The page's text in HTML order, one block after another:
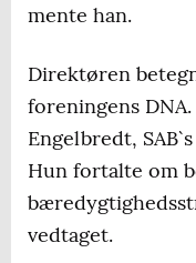
mente han.
Direktøren
foreningens
Engelbredt,
Hun fortalte om
vedtaget.